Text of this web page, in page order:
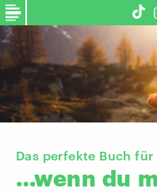
Das perfekte Buch
…wenn du